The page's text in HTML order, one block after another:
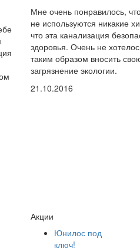
Мне очень понравилось,
не используются никакие
что эта канализация
здоровья. Очень не
таким образом вносить
загрязнение экологии.
21.10.2016
Акции
Юнилос под
ключ!